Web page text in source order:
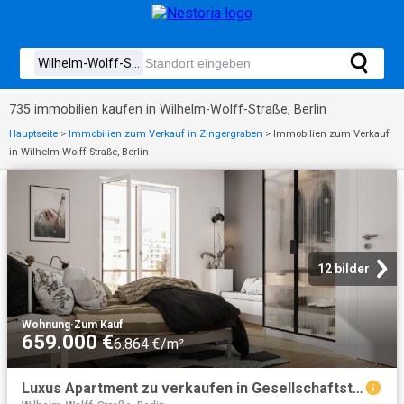
735 immobilien kaufen in Wilhelm-Wolff-Straße, Berlin
Hauptseite > Immobilien zum Verkauf in Zingergraben > Immobilien zum Verkauf
in Wilhelm-Wolff-Straße, Berlin
12 bilder
Wohnung·Zum Kauf
659.000 €6.864 €/m²
Luxus Apartment zu verkaufen in Gesellschaftstraße, 31 / 32, Berlin